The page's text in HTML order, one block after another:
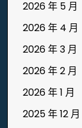
2026 年 5 月
2026 年 4 月
2026 年 3 月
2026 年 2 月
2026 年 1 月
2025 年 12 月